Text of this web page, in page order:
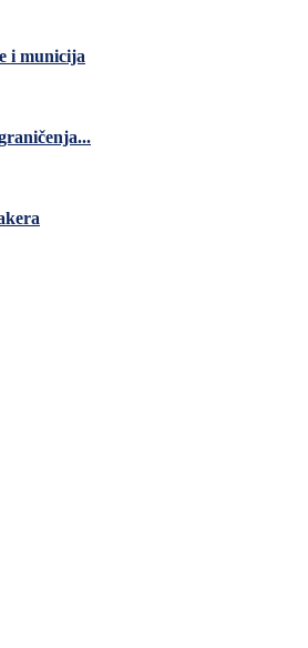
i municija